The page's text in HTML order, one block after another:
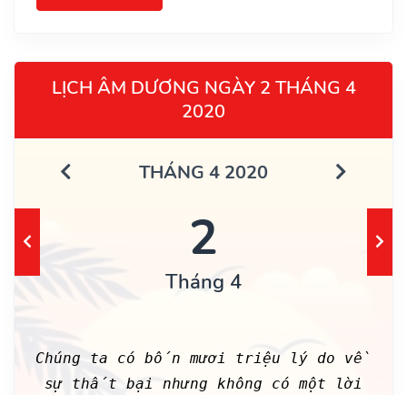
LỊCH ÂM DƯƠNG NGÀY 2 THÁNG 4
2020
THÁNG 4 2020
2
Tháng 4
Chúng ta có bốn mươi triệu lý do về
sự thất bại nhưng không có một lời